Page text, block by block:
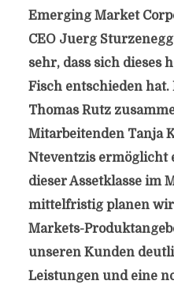
Emerging Market
CEO Juerg
sehr, dass sich dieses
Fisch entschieden
Thomas Rutz
Mitarbeitenden Tanja
Nteventzis ermöglicht
dieser Assetklasse im
mittelfristig planen
Markets-
unseren Kunden
Leistungen und eine